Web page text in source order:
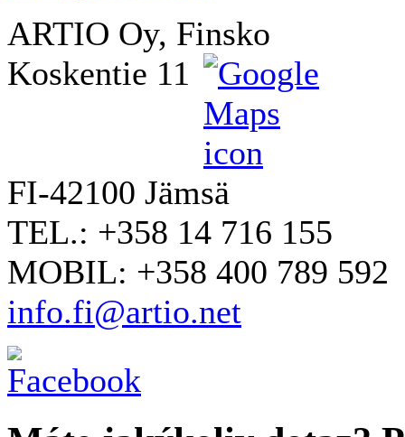
ARTIO Oy, Finsko
Koskentie 11
FI-42100 Jämsä
TEL.: +358 14 716 155
MOBIL: +358 400 789 592
info.fi@artio.net